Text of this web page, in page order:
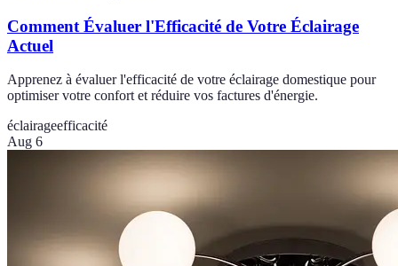
Comment Évaluer l'Efficacité de Votre Éclairage
Actuel
Apprenez à évaluer l'efficacité de votre éclairage domestique pour
optimiser votre confort et réduire vos factures d'énergie.
éclairageefficacité
Aug 6